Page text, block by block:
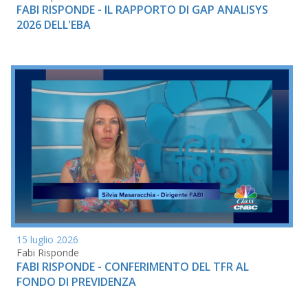
FABI RISPONDE - IL RAPPORTO DI GAP ANALISYS
2026 DELL'EBA
15 luglio 2026
Fabi Risponde
FABI RISPONDE - CONFERIMENTO DEL TFR AL
FONDO DI PREVIDENZA